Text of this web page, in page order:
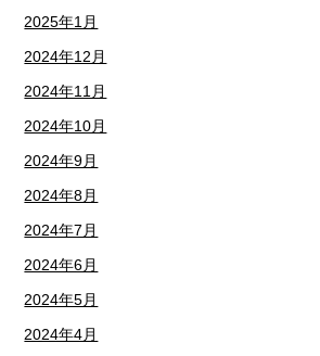
2025年1月
2024年12月
2024年11月
2024年10月
2024年9月
2024年8月
2024年7月
2024年6月
2024年5月
2024年4月